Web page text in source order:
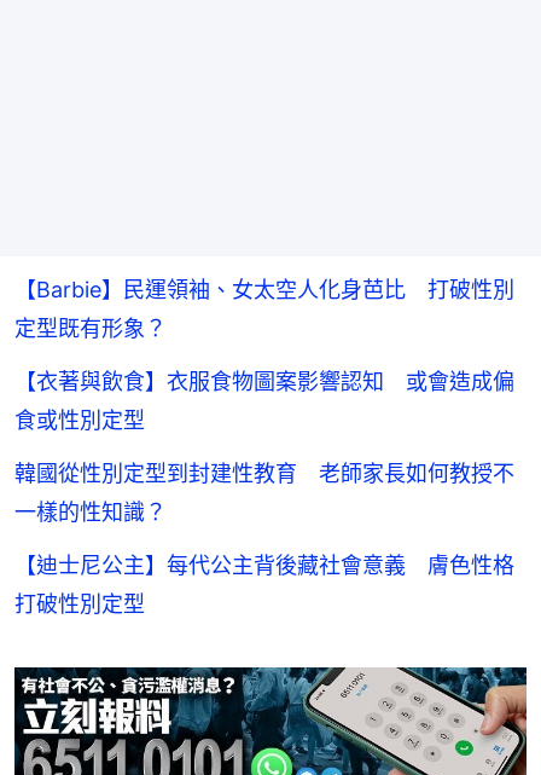
【Barbie】民運領袖、女太空人化身芭比 打破性別
定型既有形象？
【衣著與飲食】衣服食物圖案影響認知 或會造成偏
食或性別定型
韓國從性別定型到封建性教育 老師家長如何教授不
一樣的性知識？
【迪士尼公主】每代公主背後藏社會意義 膚色性格
打破性別定型